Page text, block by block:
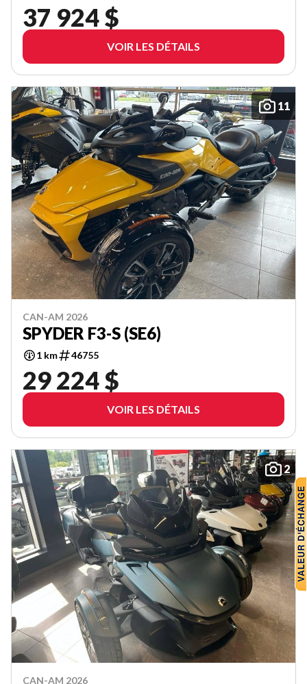
37 924 $
VOIR LES DÉTAILS
11
CAN-AM 2026
SPYDER F3-S (SE6)
1 km 46755
29 224 $
VOIR LES DÉTAILS
2
CAN-AM 2026